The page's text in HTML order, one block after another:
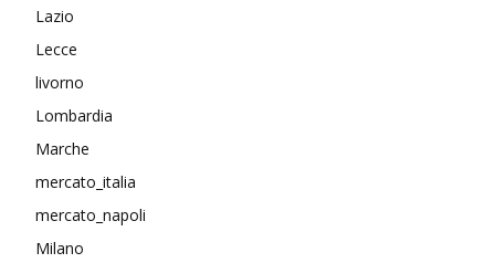
Lazio
Lecce
livorno
Lombardia
Marche
mercato_italia
mercato_napoli
Milano